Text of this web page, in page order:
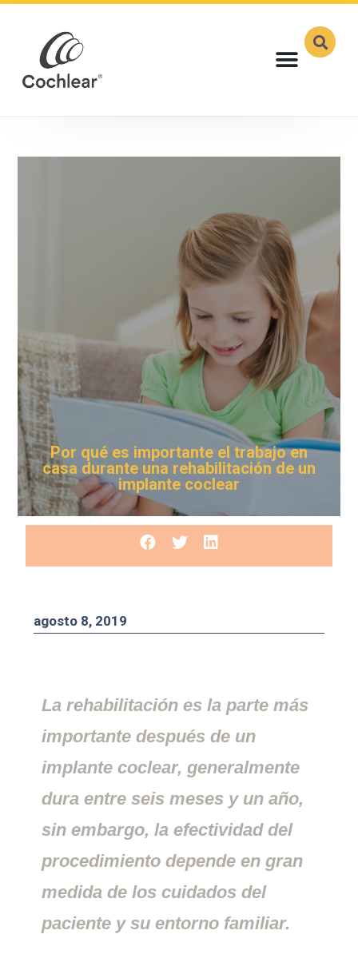
Por qué es importante el trabajo en
casa durante una rehabilitación de un
implante coclear
agosto 8, 2019
La rehabilitación es la parte más
importante después de un
implante coclear, generalmente
dura entre seis meses y un año,
sin embargo, la efectividad del
procedimiento depende en gran
medida de los cuidados del
paciente y su entorno familiar.